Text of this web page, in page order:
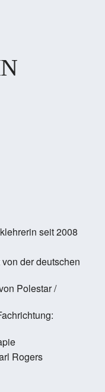
seit 2008
der deutschen
Polestar /
Rogers